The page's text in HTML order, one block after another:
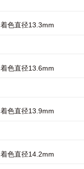
着色直径13.3mm
着色直径13.6mm
着色直径13.9mm
着色直径14.2mm